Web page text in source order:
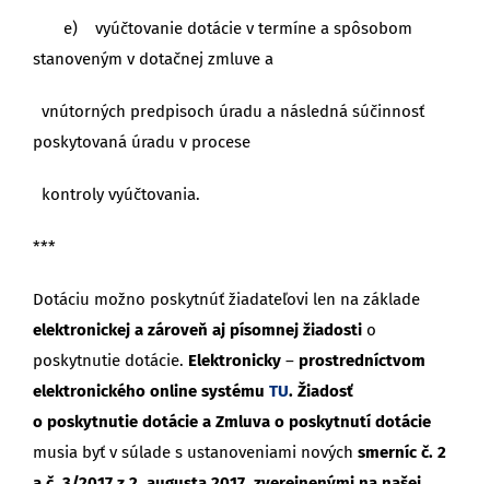
e) vyúčtovanie dotácie v termíne a spôsobom
stanoveným v dotačnej zmluve a
vnútorných predpisoch úradu a následná súčinnosť
poskytovaná úradu v procese
kontroly vyúčtovania.
***
Dotáciu možno poskytnúť žiadateľovi len na základe
elektronickej a zároveň aj písomnej žiadosti o
poskytnutie dotácie. Elektronicky – prostredníctvom
elektronického online systému TU. Žiadosť
o poskytnutie dotácie a Zmluva o poskytnutí dotácie
musia byť v súlade s ustanoveniami nových smerníc č. 2